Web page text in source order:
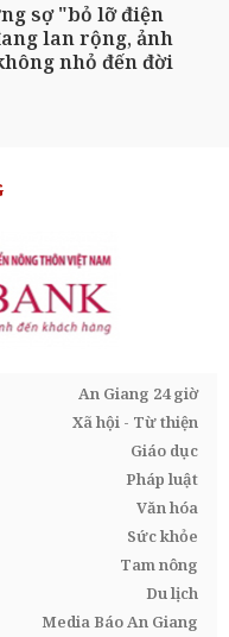
sợ "bỏ lỡ điện
lan rộng, ảnh
nhỏ đến đời
An Giang 24 giờ
Xã hội - Từ thiện
Giáo dục
Pháp luật
Văn hóa
Sức khỏe
Tam nông
Du lịch
Media Báo An Giang